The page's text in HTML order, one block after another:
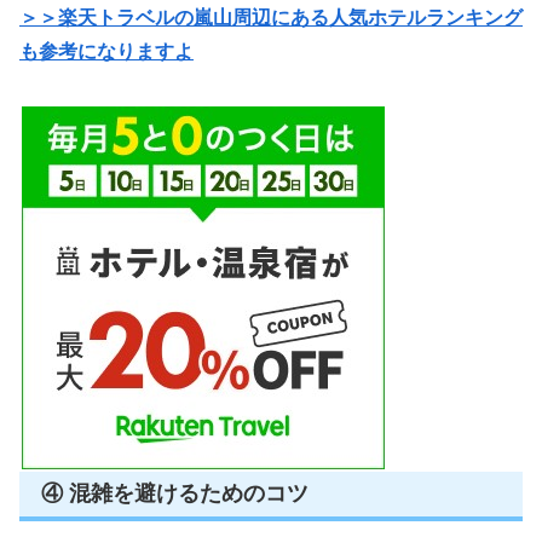
＞＞楽天トラベルの嵐山周辺にある人気ホテルランキング
も参考になりますよ
④ 混雑を避けるためのコツ